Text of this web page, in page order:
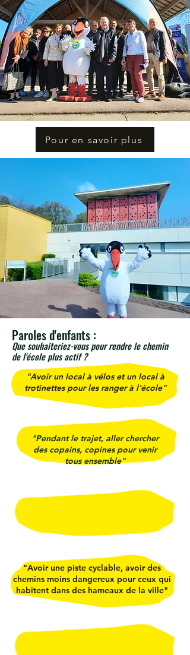
Pour en savoir plus
Paroles d'enfants :
Que souhaiteriez-vous pour rendre le chemin
de l'école plus actif ?
"Avoir un local à vélos et un local à
trotinettes pour les ranger à l'école"
"Pendant le trajet, aller chercher
des copains, copines pour venir
tous ensemble"
"Avoir une piste cyclable, avoir des
chemins moins dangereux pour ceux qui
habitent dans des hameaux de la ville"